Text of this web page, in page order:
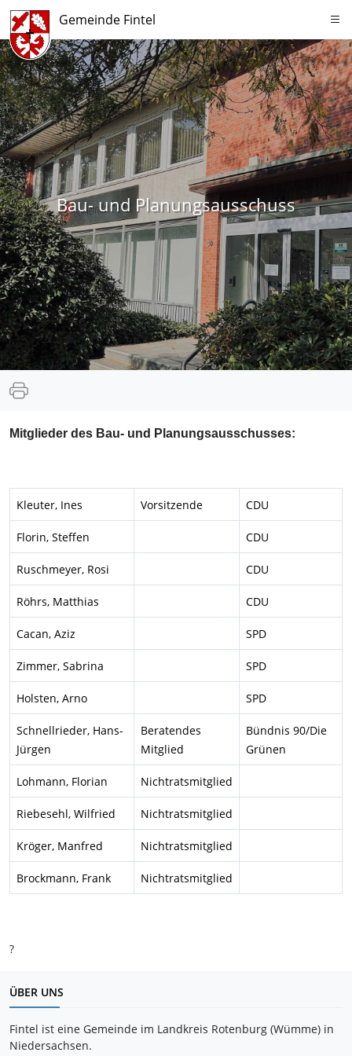
Gemeinde Fintel
Bau- und Planungsausschuss
Mitglieder des Bau- und Planungsausschusses:
Kleuter, Ines Vorsitzende CDU
Florin, Steffen CDU
Ruschmeyer, Rosi CDU
Röhrs, Matthias CDU
Cacan, Aziz SPD
Zimmer, Sabrina SPD
Holsten, Arno SPD
Schnellrieder, Hans-
Jürgen
Beratendes
Mitglied
Bündnis 90/Die
Grünen
Lohmann, Florian Nichtratsmitglied
Riebesehl, Wilfried Nichtratsmitglied
Kröger, Manfred Nichtratsmitglied
Brockmann, Frank Nichtratsmitglied
?
ÜBER UNS
Fintel ist eine Gemeinde im Landkreis Rotenburg (Wümme) in
Niedersachsen.